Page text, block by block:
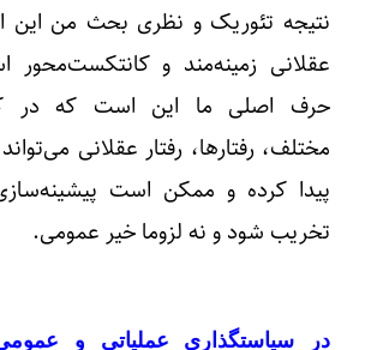
نتیجه تئوریک و نظری بحث من این
عقلانی زمینه‌مند و کانتکست‌محور
حرف اصلی ما این است که در
مختلف، رفتارها، رفتار عقلانی
پیدا کرده و ممکن است
تخریب ‌شود و نه لزوما خیر عمومی.
در سیاستگذاری عملیاتی و عمومی